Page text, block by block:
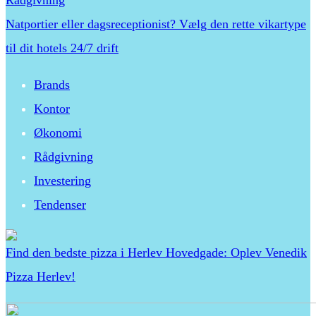
Natportier eller dagsreceptionist? Vælg den rette vikartype
til dit hotels 24/7 drift
Brands
Kontor
Økonomi
Rådgivning
Investering
Tendenser
Find den bedste pizza i Herlev Hovedgade: Oplev Venedik
Pizza Herlev!